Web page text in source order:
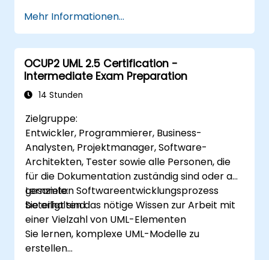
Mehr Informationen...
OCUP2 UML 2.5 Certification -
Intermediate Exam Preparation
14 Stunden
Zielgruppe:
Entwickler, Programmierer, Business-
Analysten, Projektmanager, Software-
Architekten, Tester sowie alle Personen, die
für die Dokumentation zuständig sind oder am
gesamten Softwareentwicklungsprozess
beteiligt sind.
Lernziele:
Sie erhalten das nötige Wissen zur Arbeit mit
einer Vielzahl von UML-Elementen
Sie lernen, komplexe UML-Modelle zu
erstellen